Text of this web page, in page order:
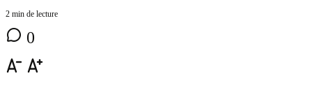
2 min de lecture
0